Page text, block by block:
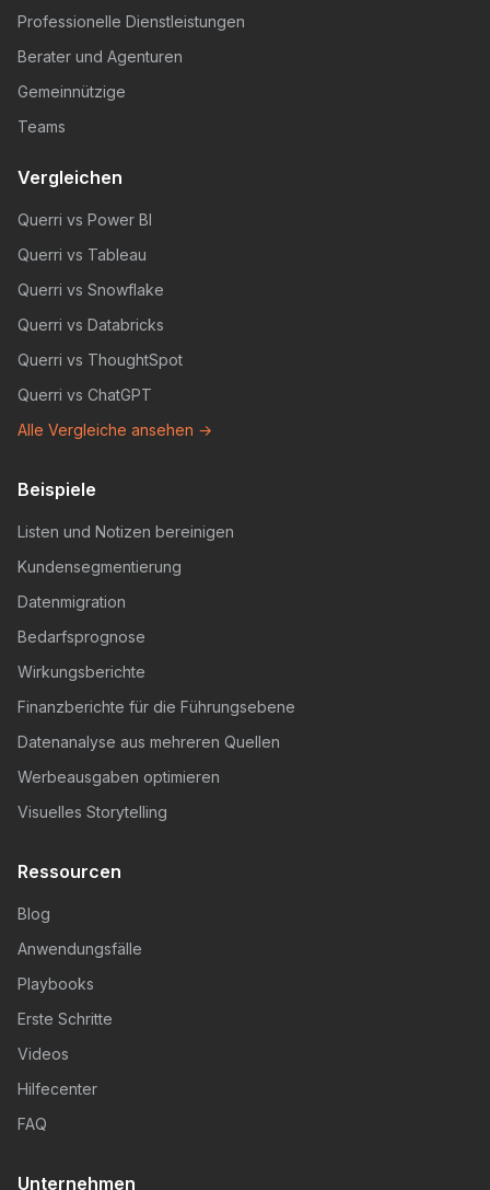
Professionelle Dienstleistungen
Berater und Agenturen
Gemeinnützige
Teams
Vergleichen
Querri vs Power BI
Querri vs Tableau
Querri vs Snowflake
Querri vs Databricks
Querri vs ThoughtSpot
Querri vs ChatGPT
Alle Vergleiche ansehen →
Beispiele
Listen und Notizen bereinigen
Kundensegmentierung
Datenmigration
Bedarfsprognose
Wirkungsberichte
Finanzberichte für die Führungsebene
Datenanalyse aus mehreren Quellen
Werbeausgaben optimieren
Visuelles Storytelling
Ressourcen
Blog
Anwendungsfälle
Playbooks
Erste Schritte
Videos
Hilfecenter
FAQ
Unternehmen